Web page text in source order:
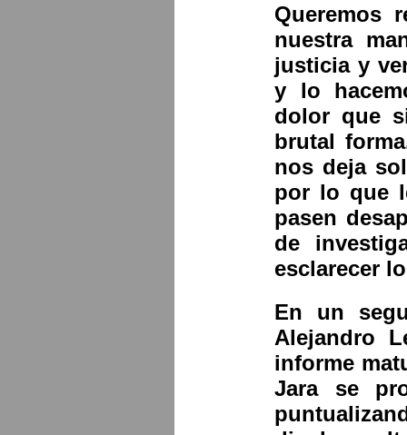
Queremos
nuestra
justicia y
y lo
dolor que
brutal
nos deja
por lo que
pasen
de
esclarecer
En un
Alejandro
informe
Jara se